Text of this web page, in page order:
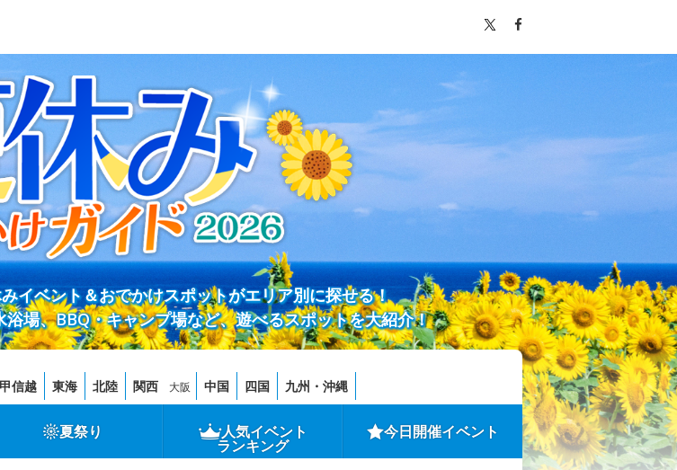
イベント＆おでかけスポットがエリア別に探せる！
場、BBQ・キャンプ場など、遊べるスポットを大紹介！
甲信越 東海 北陸 関西 大阪 中国 四国 九州・沖縄
夏祭り 人気イベント
ランキング
今日開催イベント